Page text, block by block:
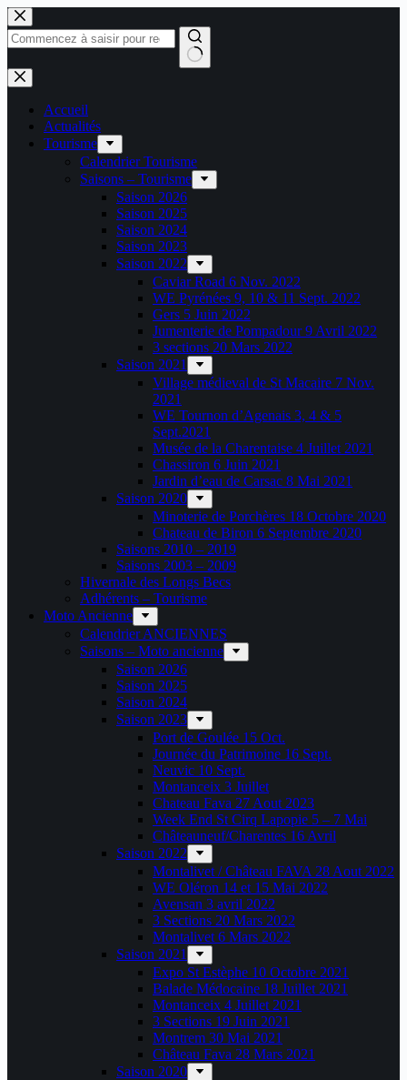
Passer
au
contenu
Aucun
résultat
Accueil
Actualités
Tourisme
Calendrier Tourisme
Saisons – Tourisme
Saison 2026
Saison 2025
Saison 2024
Saison 2023
Saison 2022
Caviar Road 6 Nov. 2022
WE Pyrénées 9, 10 & 11 Sept. 2022
Gers 5 Juin 2022
Jumenterie de Pompadour 9 Avril 2022
3 sections 20 Mars 2022
Saison 2021
Village médieval de St Macaire 7 Nov.
2021
WE Tournon d’Agenais 3, 4 & 5
Sept.2021
Musée de la Charentaise 4 Juillet 2021
Chassiron 6 Juin 2021
Jardin d’eau de Carsac 8 Mai 2021
Saison 2020
Minoterie de Porchères 18 Octobre 2020
Chateau de Biron 6 Septembre 2020
Saisons 2010 – 2019
Saisons 2003 – 2009
Hivernale des Longs Becs
Adhérents – Tourisme
Moto Ancienne
Calendrier ANCIENNES
Saisons – Moto ancienne
Saison 2026
Saison 2025
Saison 2024
Saison 2023
Port de Goulée 15 Oct.
Journée du Patrimoine 16 Sept.
Neuvic 10 Sept.
Montanceix 3 Juillet
Chateau Fava 27 Aout 2023
Week End St Cirq Lapopie 5 – 7 Mai
Châteauneuf/Charentes 16 Avril
Saison 2022
Montalivet / Château FAVA 28 Aout 2022
WE Oléron 14 et 15 Mai 2022
Avensan 3 avril 2022
3 Sections 20 Mars 2022
Montalivet 6 Mars 2022
Saison 2021
Expo St Estèphe 10 Octobre 2021
Balade Médocaine 18 Juillet 2021
Montanceix 4 Juillet 2021
3 Sections 19 Juin 2021
Montrem 30 Mai 2021
Château Fava 28 Mars 2021
Saison 2020